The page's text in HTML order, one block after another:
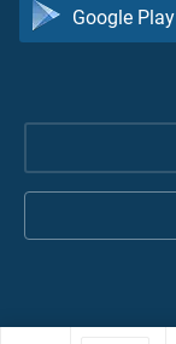
Google Play